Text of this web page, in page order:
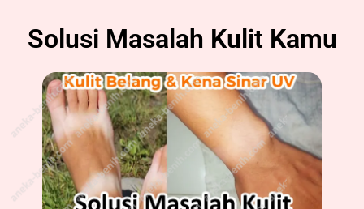
Solusi Masalah Kulit Kamu